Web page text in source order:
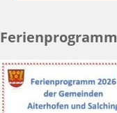
Ferienprogramm